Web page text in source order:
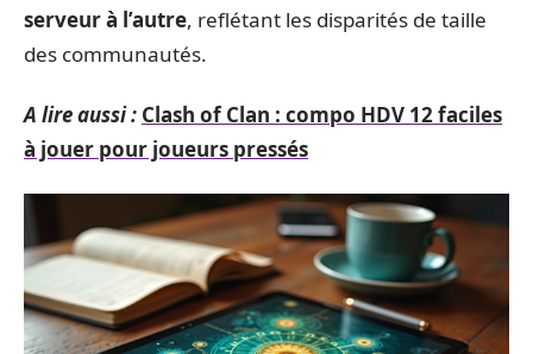
serveur à l’autre, reflétant les disparités de taille
des communautés.
A lire aussi : Clash of Clan : compo HDV 12 faciles
à jouer pour joueurs pressés